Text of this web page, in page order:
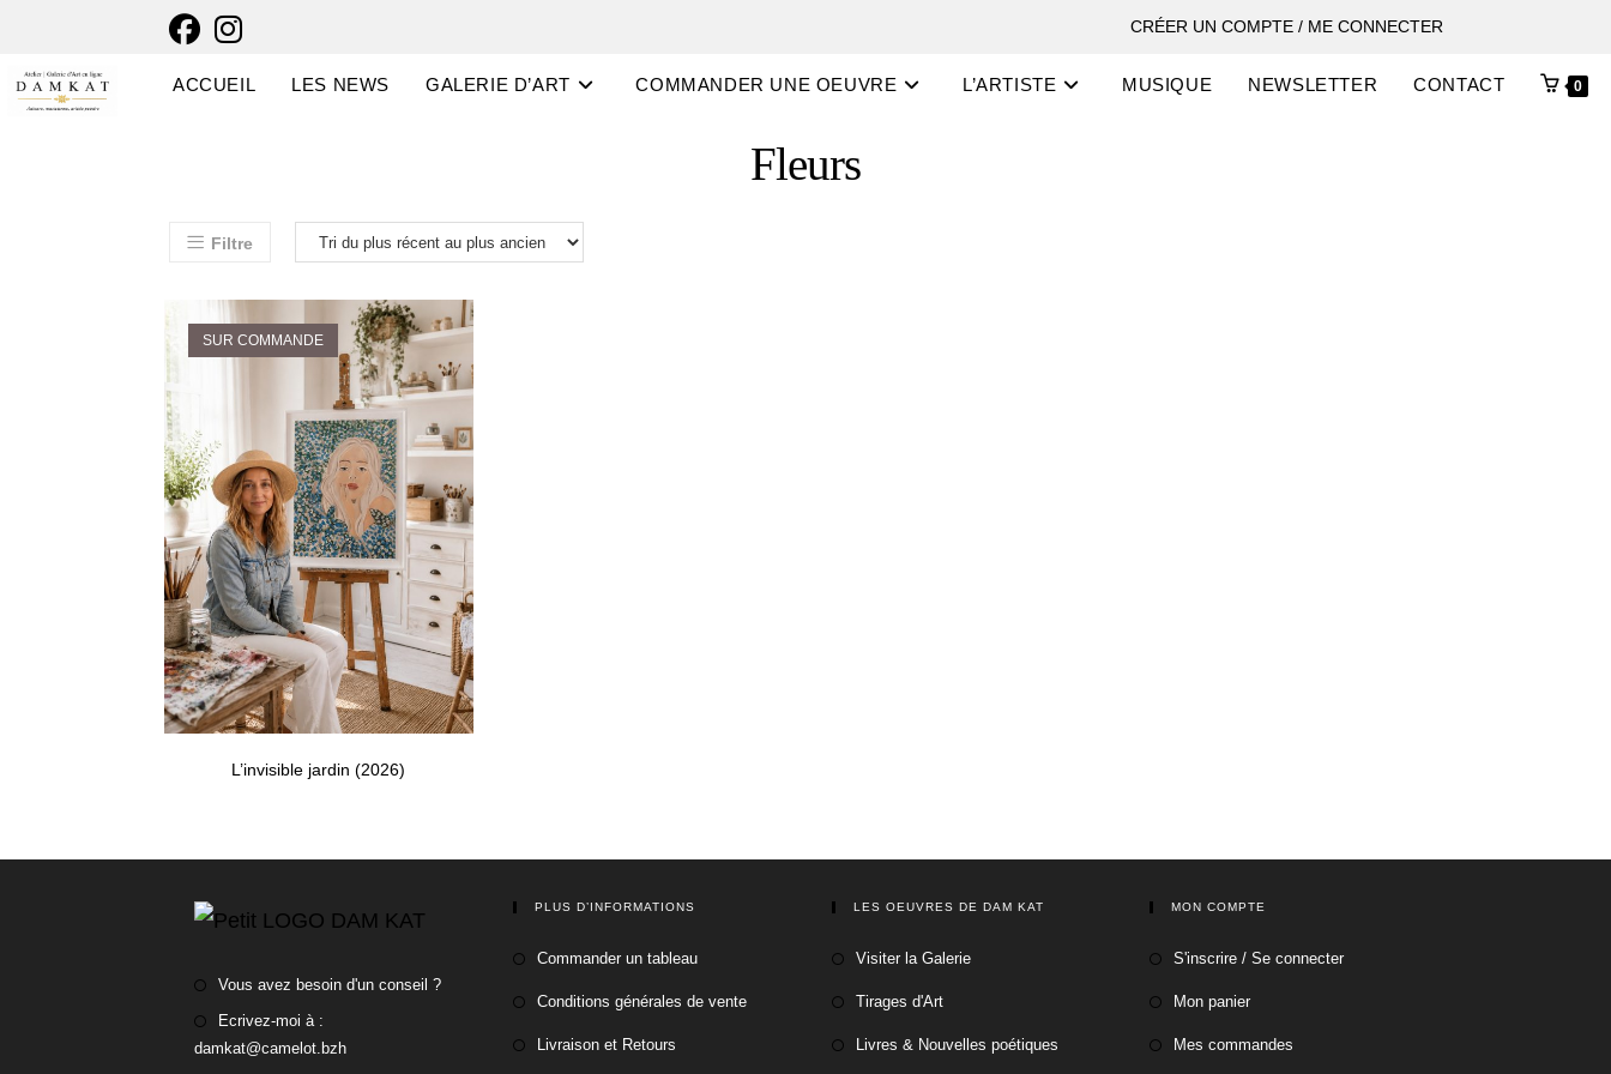
CRÉER UN COMPTE / ME CONNECTER
ACCUEIL LES NEWS GALERIE D’ART COMMANDER UNE OEUVRE L’ARTISTE MUSIQUE NEWSLETTER CONTACT 0
Fleurs
Filtre
SUR COMMANDE
L’invisible jardin (2026)
Vous avez besoin d'un conseil ?
Ecrivez-moi à :
damkat@camelot.bzh
PLUS D’INFORMATIONS
Commander un tableau
Conditions générales de vente
Livraison et Retours
LES OEUVRES DE DAM KAT
Visiter la Galerie
Tirages d'Art
Livres & Nouvelles poétiques
MON COMPTE
S'inscrire / Se connecter
Mon panier
Mes commandes